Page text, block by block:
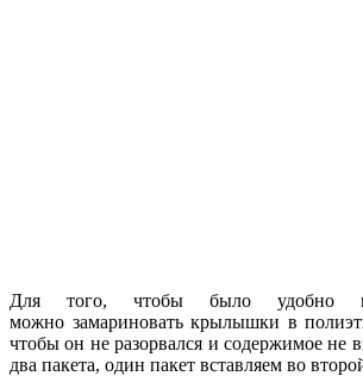
Для того, чтобы было удобно
можно замариновать крылышки в
чтобы он не разорвался и содержимое не
два пакета, один пакет вставляем во